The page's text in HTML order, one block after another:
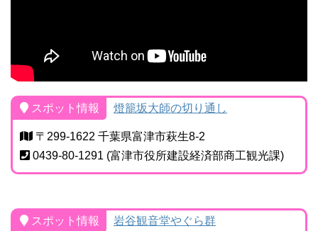
スポット情報 燈籠坂大師の切り通し
〒299-1622 千葉県富津市萩生8-2
0439-80-1291 (富津市役所建設経済部商工観光課)
スポット情報 岩谷観音堂やぐら群